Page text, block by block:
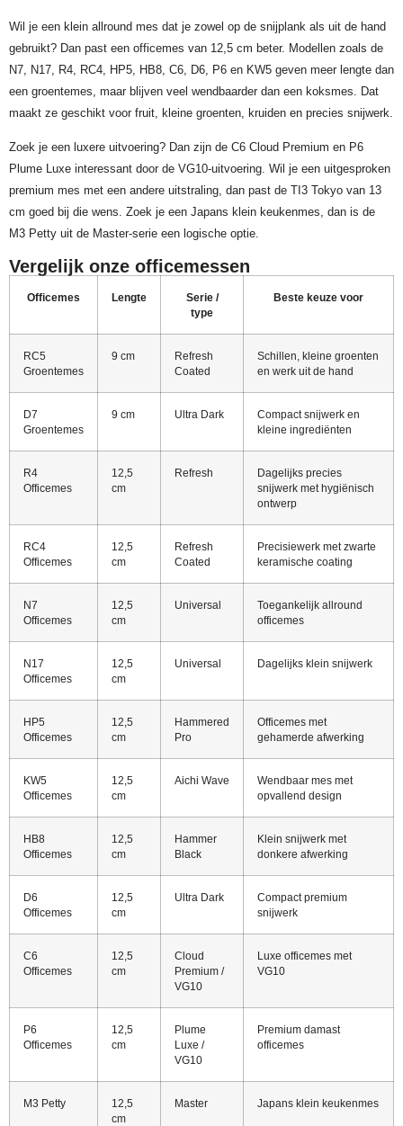
Wil je een klein allround mes dat je zowel op de snijplank als uit de hand
gebruikt? Dan past een officemes van 12,5 cm beter. Modellen zoals de
N7, N17, R4, RC4, HP5, HB8, C6, D6, P6 en KW5 geven meer lengte dan
een groentemes, maar blijven veel wendbaarder dan een koksmes. Dat
maakt ze geschikt voor fruit, kleine groenten, kruiden en precies snijwerk.
Zoek je een luxere uitvoering? Dan zijn de C6 Cloud Premium en P6
Plume Luxe interessant door de VG10-uitvoering. Wil je een uitgesproken
premium mes met een andere uitstraling, dan past de TI3 Tokyo van 13
cm goed bij die wens. Zoek je een Japans klein keukenmes, dan is de
M3 Petty uit de Master-serie een logische optie.
Vergelijk onze officemessen
Officemes Lengte
Serie /
type
Beste keuze voor
RC5
Groentemes
9 cm
Refresh
Coated
Schillen, kleine groenten
en werk uit de hand
D7
Groentemes
9 cm Ultra Dark
Compact snijwerk en
kleine ingrediënten
R4
Officemes
12,5
cm
Refresh
Dagelijks precies
snijwerk met hygiënisch
ontwerp
RC4
Officemes
12,5
cm
Refresh
Coated
Precisiewerk met zwarte
keramische coating
N7
Officemes
12,5
cm
Universal
Toegankelijk allround
officemes
N17
Officemes
12,5
cm
Universal Dagelijks klein snijwerk
HP5
Officemes
12,5
cm
Hammered
Pro
Officemes met
gehamerde afwerking
KW5
Officemes
12,5
cm
Aichi Wave
Wendbaar mes met
opvallend design
HB8
Officemes
12,5
cm
Hammer
Black
Klein snijwerk met
donkere afwerking
D6
Officemes
12,5
cm
Ultra Dark
Compact premium
snijwerk
C6
Officemes
12,5
cm
Cloud
Premium /
VG10
Luxe officemes met
VG10
P6
Officemes
12,5
cm
Plume
Luxe /
VG10
Premium damast
officemes
M3 Petty
12,5
cm
Master Japans klein keukenmes